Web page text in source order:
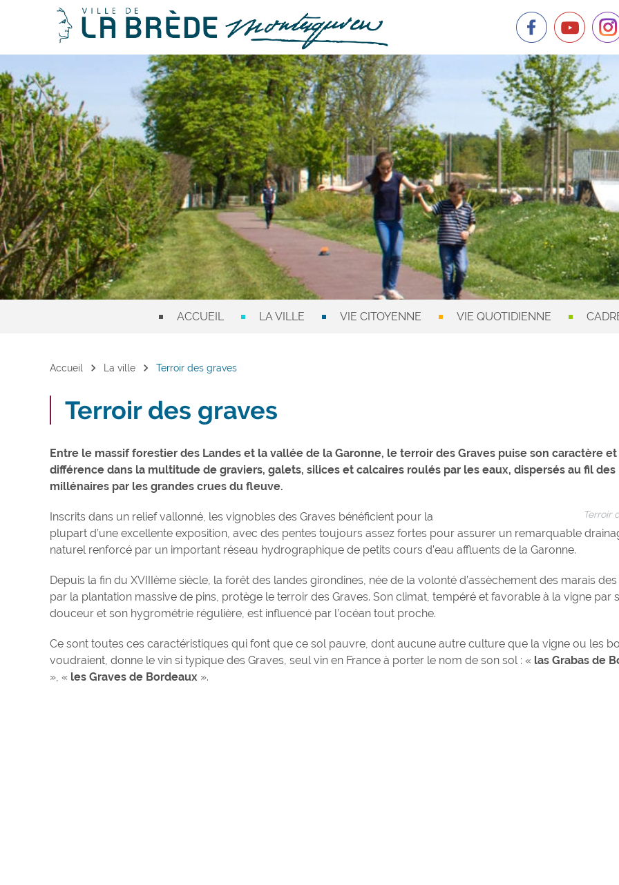
ACCUEIL LA VILLE VIE CITOYENNE VIE QUOTIDIENNE
Accueil chevron_right La ville chevron_right Terroir des graves
Terroir des graves
Entre le massif forestier des Landes et la vallée de la Garonne, le terroir des Graves puise son caractère et
différence dans la multitude de graviers, galets, silices et calcaires roulés par les eaux, dispersés au fil des
millénaires par les grandes crues du fleuve.
Terroir
Inscrits dans un relief vallonné, les vignobles des Graves bénéficient pour la
plupart d’une excellente exposition, avec des pentes toujours assez fortes pour assurer un remarquable
naturel renforcé par un important réseau hydrographique de petits cours d’eau affluents de la Garonne.
Depuis la fin du XVIIIème siècle, la forêt des landes girondines, née de la volonté d’assèchement des marais
par la plantation massive de pins, protège le terroir des Graves. Son climat, tempéré et favorable à la vigne par
douceur et son hygrométrie régulière, est influencé par l’océan tout proche.
Ce sont toutes ces caractéristiques qui font que ce sol pauvre, dont aucune autre culture que la vigne ou les
voudraient, donne le vin si typique des Graves, seul vin en France à porter le nom de son sol : « las Grabas de
», « les Graves de Bordeaux ».